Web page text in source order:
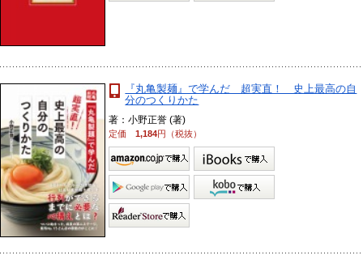
『丸亀製麺』で学んだ 超実直！ 史上最高の自
分のつくりかた
著：小野正誉 (著)
定価1,184円（税抜）